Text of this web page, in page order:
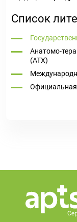
Список
Анатомо-
(ATX)
Официальная